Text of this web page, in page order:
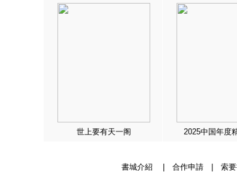
世上要有天一阁 2025中国年度
書城介紹 合作申請| 索